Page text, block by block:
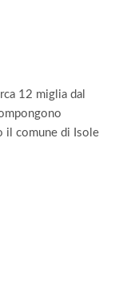
12 miglia dal
il comune di Isole